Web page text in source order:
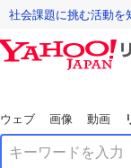
社会課題に挑む活動を
ウェブ 画像 動画